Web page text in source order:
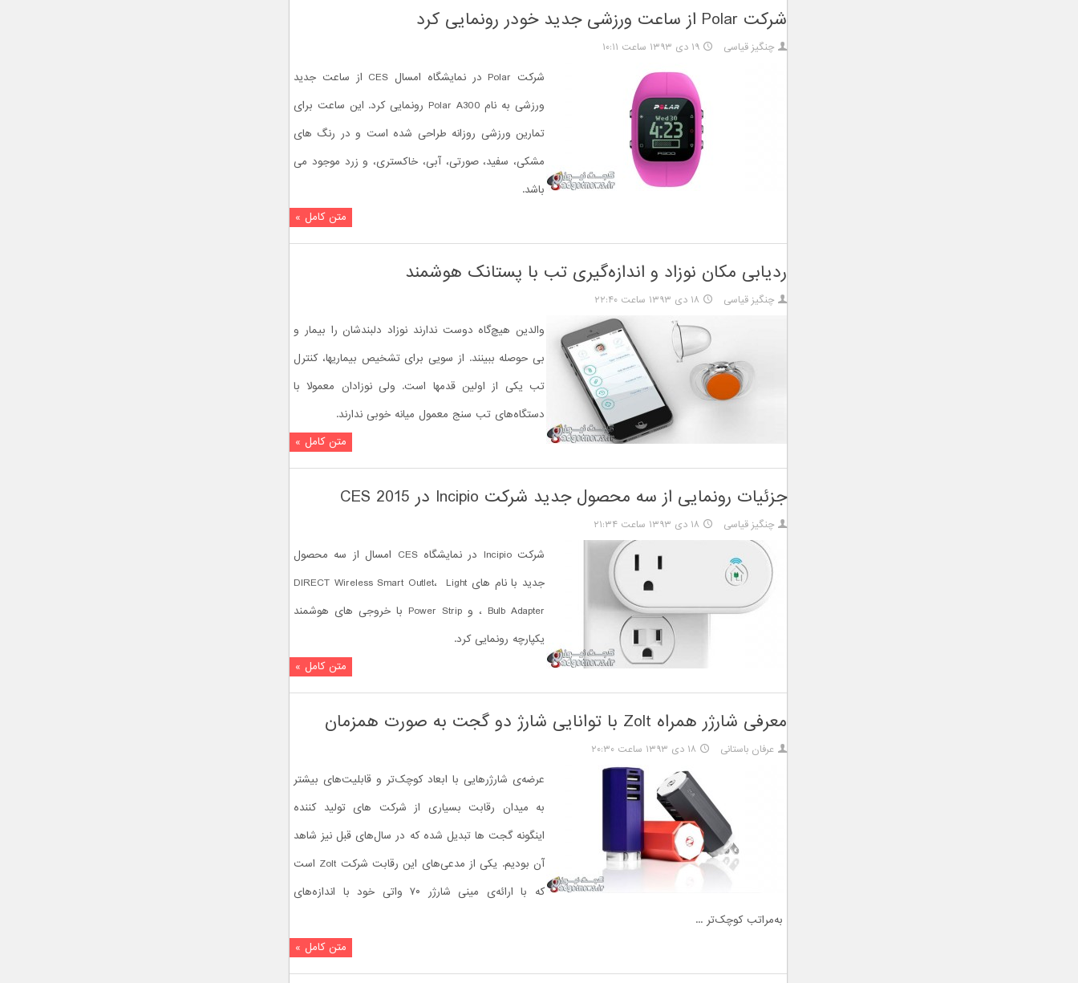
شرکت Polar از ساعت ورزشی جدید خودر رونمایی کرد
چنگیز قیاسی ۱۹ دی ۱۳۹۳ ساعت ۱۰:۱۱
شرکت Polar در نمایشگاه امسال CES از ساعت جدید
ورزشی به نام Polar A300 رونمایی کرد. این ساعت برای
تمارین ورزشی روزانه طراحی شده است و در رنگ های
مشکی، سفید، صورتی، آبی، خاکستری، و زرد موجود می
باشد.
متن کامل »
ردیابی مکان نوزاد و اندازه‌گیری تب با پستانک هوشمند
چنگیز قیاسی ۱۸ دی ۱۳۹۳ ساعت ۲۲:۴۰
والدین هیچ‌گاه دوست ندارند نوزاد دلبندشان را بیمار و
بی حوصله ببینند. از سویی برای تشخیص بیماریها، کنترل
تب یکی از اولین قدمها است. ولی نوزادان معمولا با
دستگاه‌های تب سنج معمول میانه خوبی ندارند.
متن کامل »
جزئیات رونمایی از سه محصول جدید شرکت Incipio در CES 2015
چنگیز قیاسی ۱۸ دی ۱۳۹۳ ساعت ۲۱:۳۴
شرکت Incipio در نمایشگاه CES امسال از سه محصول
جدید با نام های DIRECT Wireless Smart Outlet، Light
Bulb Adapter ، و Power Strip با خروجی های هوشمند
یکپارچه رونمایی کرد.
متن کامل »
معرفی شارژر همراه Zolt با توانایی شارژ دو گجت به صورت همزمان
عرفان باستانی ۱۸ دی ۱۳۹۳ ساعت ۲۰:۳۰
عرضه‌ی شارژرهایی با ابعاد کوچک‌تر و قابلیت‌های بیشتر
به میدان رقابت بسیاری از شرکت های تولید کننده
اینگونه گجت ها تبدیل شده که در سال‌های قبل نیز شاهد
آن بودیم. یکی از مدعی‌های این رقابت شرکت Zolt است
که با ارائه‌ی مینی شارژر ۷۰ واتی خود با اندازه‌های
به‌مراتب کوچک‌تر ...
متن کامل »